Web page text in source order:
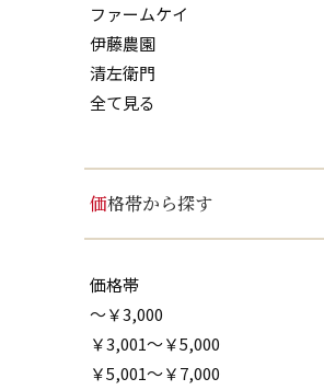
ファームケイ
伊藤農園
清左衛門
全て見る
価格帯から探す
価格帯
～￥3,000
￥3,001～￥5,000
￥5,001～￥7,000